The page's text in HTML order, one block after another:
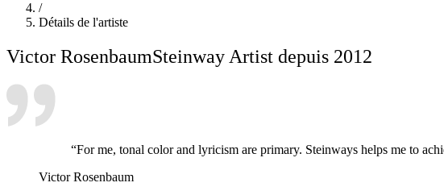
/
Détails de l'artiste
Victor RosenbaumSteinway Artist depuis 2012
“For me, tonal color and lyricism are primary. Steinways helps me to
Victor Rosenbaum